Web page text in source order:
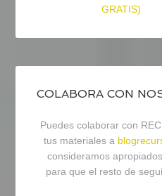
GRATIS)
COLABORA CON
Puedes colaborar con
tus materiales a
consideramos
para que el resto de